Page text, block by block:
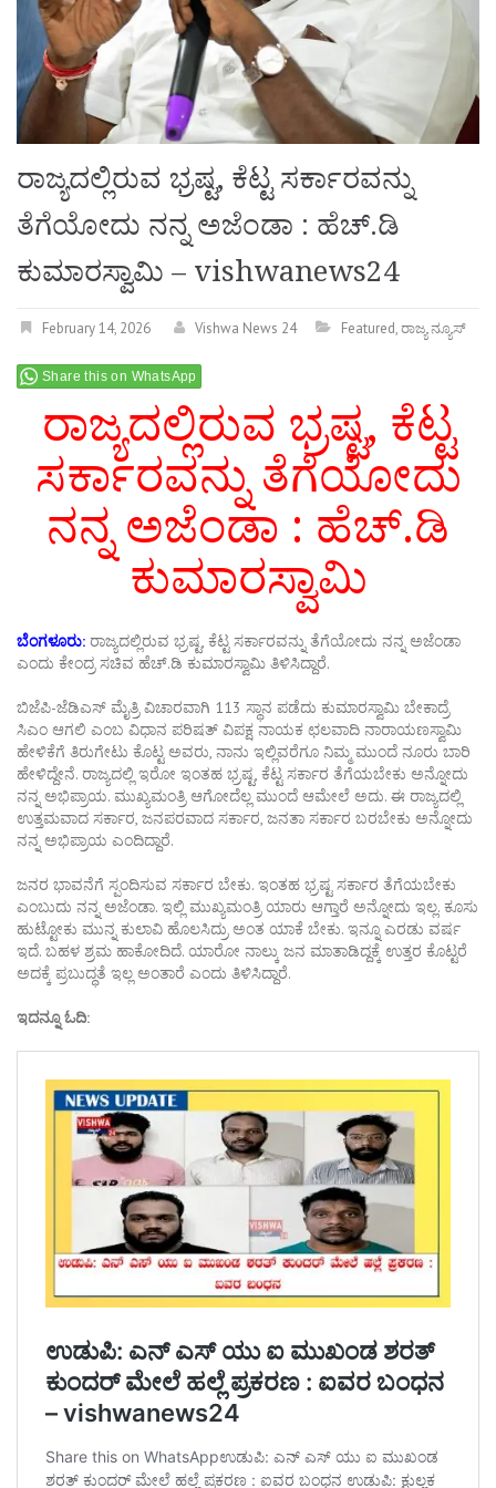
ರಾಜ್ಯದಲ್ಲಿರುವ ಭ್ರಷ್ಟ, ಕೆಟ್ಟ ಸರ್ಕಾರವನ್ನು
ತೆಗೆಯೋದು ನನ್ನ ಅಜೆಂಡಾ : ಹೆಚ್.ಡಿ
ಕುಮಾರಸ್ವಾಮಿ – vishwanews24
February 14, 2026 Vishwa News 24 Featured,ರಾಜ್ಯ ನ್ಯೂಸ್
Share this on WhatsApp
ರಾಜ್ಯದಲ್ಲಿರುವ ಭ್ರಷ್ಟ, ಕೆಟ್ಟ
ಸರ್ಕಾರವನ್ನು ತೆಗೆಯೋದು
ನನ್ನ ಅಜೆಂಡಾ : ಹೆಚ್.ಡಿ
ಕುಮಾರಸ್ವಾಮಿ
ಬೆಂಗಳೂರು: ರಾಜ್ಯದಲ್ಲಿರುವ ಭ್ರಷ್ಟ, ಕೆಟ್ಟ ಸರ್ಕಾರವನ್ನು ತೆಗೆಯೋದು ನನ್ನ ಅಜೆಂಡಾ
ಎಂದು ಕೇಂದ್ರ ಸಚಿವ ಹೆಚ್.ಡಿ ಕುಮಾರಸ್ವಾಮಿ ತಿಳಿಸಿದ್ದಾರೆ.
ಬಿಜೆಪಿ-ಜೆಡಿಎಸ್ ಮೈತ್ರಿ ವಿಚಾರವಾಗಿ 113 ಸ್ಥಾನ ಪಡೆದು ಕುಮಾರಸ್ವಾಮಿ ಬೇಕಾದ್ರೆ
ಸಿಎಂ ಆಗಲಿ ಎಂಬ ವಿಧಾನ ಪರಿಷತ್ ವಿಪಕ್ಷ ನಾಯಕ ಛಲವಾದಿ ನಾರಾಯಣಸ್ವಾಮಿ
ಹೇಳಿಕೆಗೆ ತಿರುಗೇಟು ಕೊಟ್ಟ ಅವರು, ನಾನು ಇಲ್ಲಿವರೆಗೂ ನಿಮ್ಮ ಮುಂದೆ ನೂರು ಬಾರಿ
ಹೇಳಿದ್ದೇನೆ. ರಾಜ್ಯದಲ್ಲಿ ಇರೋ ಇಂತಹ ಭ್ರಷ್ಟ, ಕೆಟ್ಟ ಸರ್ಕಾರ ತೆಗೆಯಬೇಕು ಅನ್ನೋದು
ನನ್ನ ಅಭಿಪ್ರಾಯ. ಮುಖ್ಯಮಂತ್ರಿ ಆಗೋದೆಲ್ಲ ಮುಂದೆ ಆಮೇಲೆ ಅದು. ಈ ರಾಜ್ಯದಲ್ಲಿ
ಉತ್ತಮವಾದ ಸರ್ಕಾರ, ಜನಪರವಾದ ಸರ್ಕಾರ, ಜನತಾ ಸರ್ಕಾರ ಬರಬೇಕು ಅನ್ನೋದು
ನನ್ನ ಅಭಿಪ್ರಾಯ ಎಂದಿದ್ದಾರೆ.
ಜನರ ಭಾವನೆಗೆ ಸ್ಪಂದಿಸುವ ಸರ್ಕಾರ ಬೇಕು. ಇಂತಹ ಭ್ರಷ್ಟ ಸರ್ಕಾರ ತೆಗೆಯಬೇಕು
ಎಂಬುದು ನನ್ನ ಅಜೆಂಡಾ. ಇಲ್ಲಿ ಮುಖ್ಯಮಂತ್ರಿ ಯಾರು ಆಗ್ತಾರೆ ಅನ್ನೋದು ಇಲ್ಲ. ಕೂಸು
ಹುಟ್ಟೋಕು ಮುನ್ನ ಕುಲಾವಿ ಹೊಲಸಿದ್ರು ಅಂತ ಯಾಕೆ ಬೇಕು. ಇನ್ನೂ ಎರಡು ವರ್ಷ
ಇದೆ. ಬಹಳ ಶ್ರಮ ಹಾಕೋದಿದೆ. ಯಾರೋ ನಾಲ್ಕು ಜನ ಮಾತಾಡಿದ್ದಕ್ಕೆ ಉತ್ತರ ಕೊಟ್ಟರೆ
ಅದಕ್ಕೆ ಪ್ರಬುದ್ಧತೆ ಇಲ್ಲ ಅಂತಾರೆ ಎಂದು ತಿಳಿಸಿದ್ದಾರೆ.
ಇದನ್ನೂ ಓದಿ: